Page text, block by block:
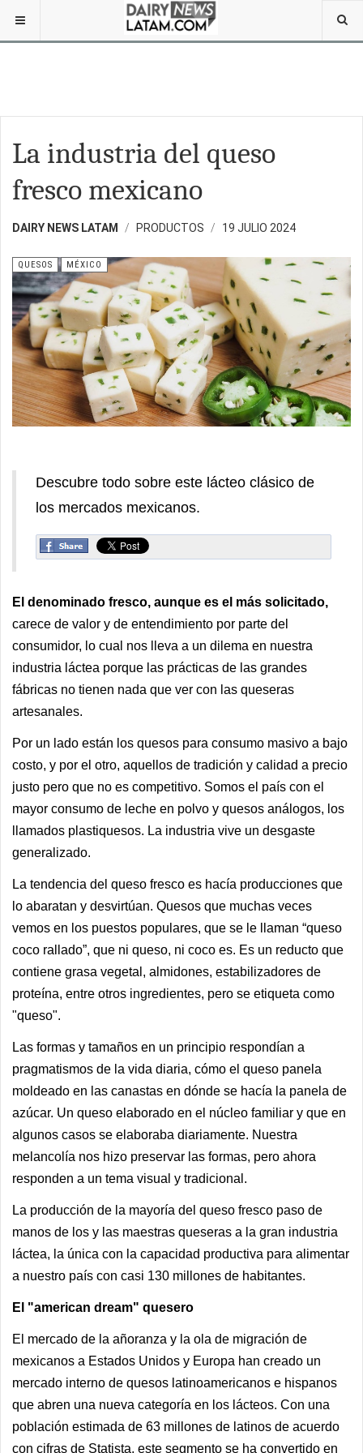
La industria del queso
fresco mexicano
DAIRY NEWS LATAM PRODUCTOS 19 JULIO 2024
QUESOS MÉXICO
Descubre todo sobre este lácteo clásico de
los mercados mexicanos.
El denominado fresco, aunque es el más solicitado,
carece de valor y de entendimiento por parte del
consumidor, lo cual nos lleva a un dilema en nuestra
industria láctea porque las prácticas de las grandes
fábricas no tienen nada que ver con las queseras
artesanales.
Por un lado están los quesos para consumo masivo a bajo
costo, y por el otro, aquellos de tradición y calidad a precio
justo pero que no es competitivo. Somos el país con el
mayor consumo de leche en polvo y quesos análogos, los
llamados plastiquesos. La industria vive un desgaste
generalizado.
La tendencia del queso fresco es hacía producciones que
lo abaratan y desvirtúan. Quesos que muchas veces
vemos en los puestos populares, que se le llaman “queso
coco rallado”, que ni queso, ni coco es. Es un reducto que
contiene grasa vegetal, almidones, estabilizadores de
proteína, entre otros ingredientes, pero se etiqueta como
"queso".
Las formas y tamaños en un principio respondían a
pragmatismos de la vida diaria, cómo el queso panela
moldeado en las canastas en dónde se hacía la panela de
azúcar. Un queso elaborado en el núcleo familiar y que en
algunos casos se elaboraba diariamente. Nuestra
melancolía nos hizo preservar las formas, pero ahora
responden a un tema visual y tradicional.
La producción de la mayoría del queso fresco paso de
manos de los y las maestras queseras a la gran industria
láctea, la única con la capacidad productiva para alimentar
a nuestro país con casi 130 millones de habitantes.
El "american dream" quesero
El mercado de la añoranza y la ola de migración de
mexicanos a Estados Unidos y Europa han creado un
mercado interno de quesos latinoamericanos e hispanos
que abren una nueva categoría en los lácteos. Con una
población estimada de 63 millones de latinos de acuerdo
con cifras de Statista, este segmento se ha convertido en